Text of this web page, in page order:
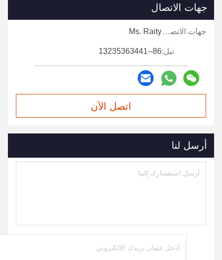
جهات الاتصال
جهات الاتصال: Ms. Raity
تيل:86--13235363441
اتصل الآن
أرسل لنا